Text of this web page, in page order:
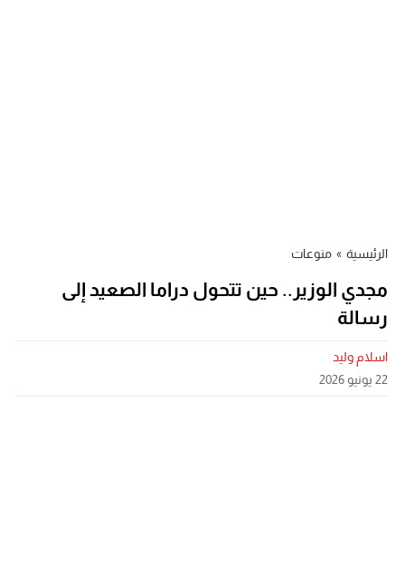
الرئيسية » منوعات
مجدي الوزير.. حين تتحول دراما الصعيد إلى
رسالة
اسلام وليد
22 يونيو 2026